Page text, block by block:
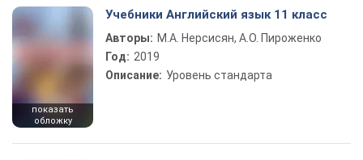
показать
обложку
Учебники Английский язык 11 класс
Авторы: М.А. Нерсисян, А.О. Пироженко
Год: 2019
Описание: Уровень стандарта